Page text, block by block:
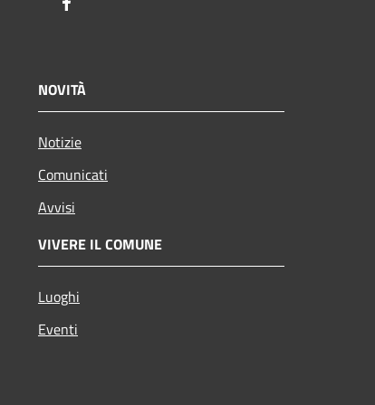
NOVITÀ
Notizie
Comunicati
Avvisi
VIVERE IL COMUNE
Luoghi
Eventi